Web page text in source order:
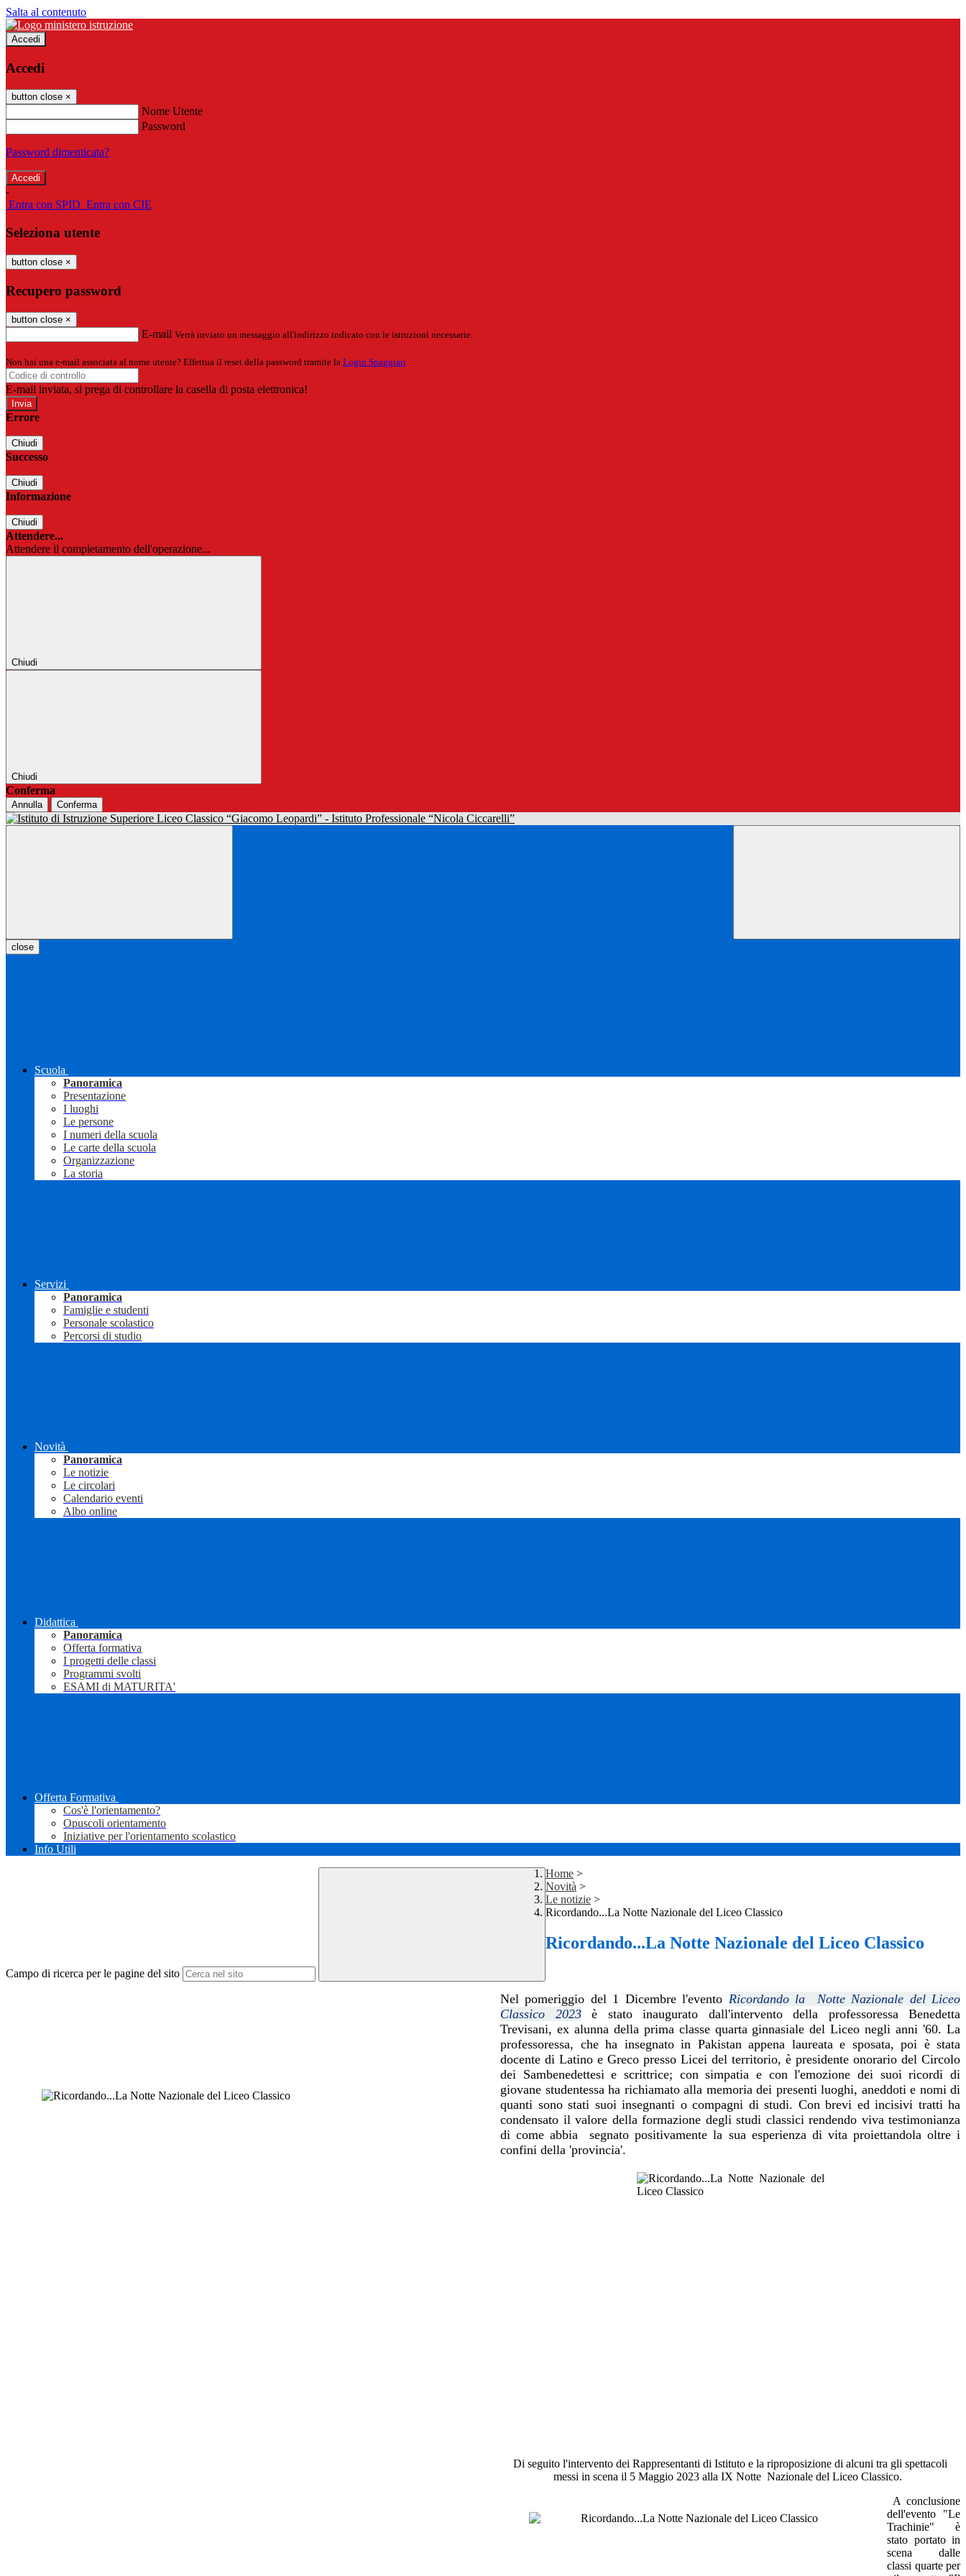
Salta al contenuto
Accedi
Accedi
button close ×
Nome Utente
Password
Password dimenticata?
-
Entra con SPID Entra con CIE
Seleziona utente
button close ×
Recupero password
button close ×
E-mail Verrà inviato un messaggio all'indirizzo indicato con le istruzioni necessarie.
Non hai una e-mail associata al nome utente? Effettua il reset della password tramite la Login Spaggiari
E-mail inviata, si prega di controllare la casella di posta elettronica!
Errore
Chiudi
Successo
Chiudi
Informazione
Chiudi
Attendere...
Attendere il completamento dell'operazione...
Chiudi
Chiudi
Conferma
Annulla Conferma
close
Scuola
Panoramica
Presentazione
I luoghi
Le persone
I numeri della scuola
Le carte della scuola
Organizzazione
La storia
Servizi
Panoramica
Famiglie e studenti
Personale scolastico
Percorsi di studio
Novità
Panoramica
Le notizie
Le circolari
Calendario eventi
Albo online
Didattica
Panoramica
Offerta formativa
I progetti delle classi
Programmi svolti
ESAMI di MATURITA'
Offerta Formativa
Cos'è l'orientamento?
Opuscoli orientamento
Iniziative per l'orientamento scolastico
Info Utili
Campo di ricerca per le pagine del sito
Home >
Novità >
Le notizie >
Ricordando...La Notte Nazionale del Liceo Classico
Ricordando...La Notte Nazionale del Liceo Classico
Nel pomeriggio del 1 Dicembre l'evento Ricordando la Notte Nazionale del Liceo
Classico 2023è stato inaugurato dall'intervento della professoressa Benedetta
Trevisani, ex alunna della prima classe quarta ginnasiale del Liceo negli anni '60. La
professoressa, che ha insegnato in Pakistan appena laureata e sposata, poi è stata
docente di Latino e Greco presso Licei del territorio, è presidente onorario del Circolo
dei Sambenedettesi e scrittrice; con simpatia e con l'emozione dei suoi ricordi di
giovane studentessa ha richiamato alla memoria dei presenti luoghi, aneddoti e nomi di
quanti sono stati suoi insegnanti o compagni di studi. Con brevi ed incisivi tratti ha
condensato il valore della formazione degli studi classici rendendo viva testimonianza
di come abbia segnato positivamente la sua esperienza di vita proiettandola oltre i
confini della 'provincia'.
Di seguito l'intervento dei Rappresentanti di Istituto e la riproposizione di alcuni tra gli spettacoli
messi in scena il 5 Maggio 2023 alla IX Notte Nazionale del Liceo Classico.
A conclusione
dell'evento "Le
Trachinie" è
stato portato in
scena dalle
classi quarte per